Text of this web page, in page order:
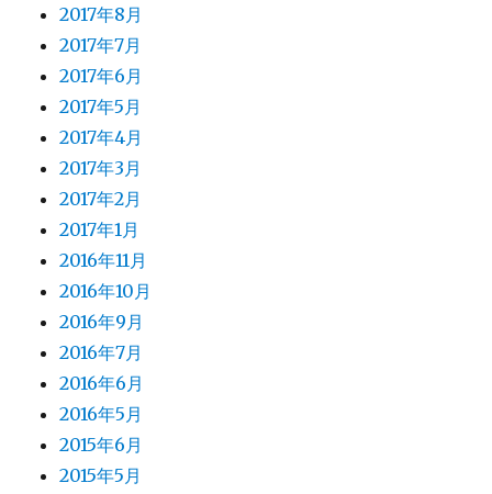
2017年8月
2017年7月
2017年6月
2017年5月
2017年4月
2017年3月
2017年2月
2017年1月
2016年11月
2016年10月
2016年9月
2016年7月
2016年6月
2016年5月
2015年6月
2015年5月